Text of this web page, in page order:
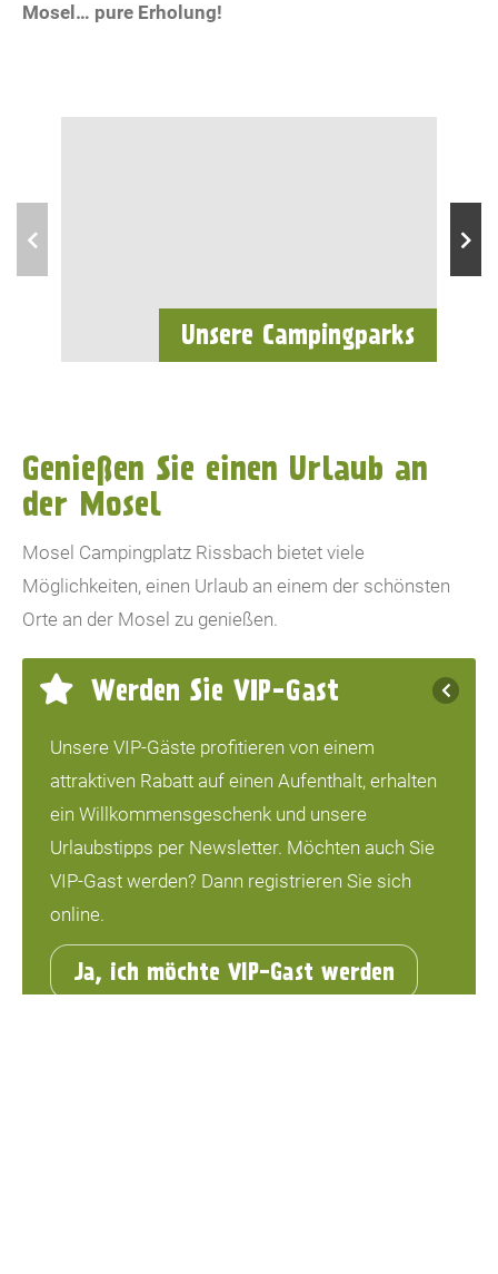
Mosel… pure Erholung!
Unsere Campingparks
Genießen Sie einen Urlaub an
der Mosel
Mosel Campingplatz Rissbach bietet viele
Möglichkeiten, einen Urlaub an einem der schönsten
Orte an der Mosel zu genießen.
Werden Sie VIP-Gast
Unsere VIP-Gäste profitieren von einem
attraktiven Rabatt auf einen Aufenthalt, erhalten
ein Willkommensgeschenk und unsere
Urlaubstipps per Newsletter. Möchten auch Sie
VIP-Gast werden? Dann registrieren Sie sich
online.
Ja, ich möchte VIP-Gast werden